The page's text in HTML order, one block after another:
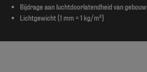
Bijdrage aan luchtdoorlatendheid van gebouw
Lichtgewicht (1 mm = 1 kg/m²)